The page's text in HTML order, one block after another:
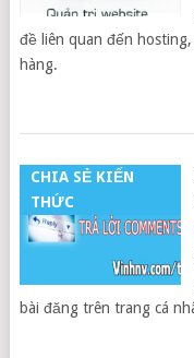
đề liên quan đến
hàng.
CHIA SẺ KIẾN
THỨC
bài đăng trên trang cá